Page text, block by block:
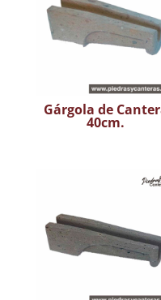
Gárgola de
40cm.